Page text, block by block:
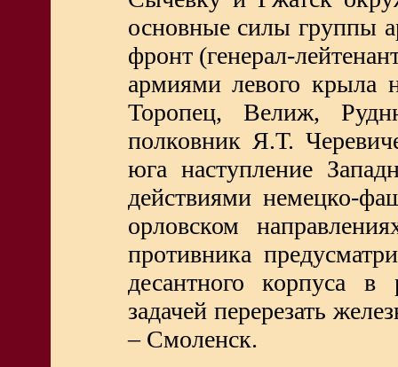
основные силы группы
фронт (генерал-
армиями левого крыла
Торопец, Велиж,
полковник Я.Т.
юга наступление
действиями немецко-
орловском
противника
десантного корпуса
задачей перерезать
– Смоленск.